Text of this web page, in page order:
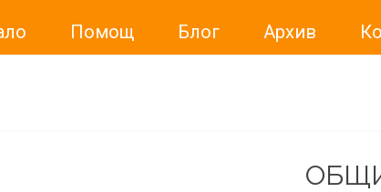
Помощ Блог Архив